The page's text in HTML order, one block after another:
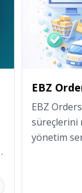
EBZ
EBZ
süreçlerini
yönetim